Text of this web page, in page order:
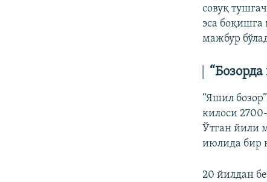
совуқ
эса боқишга
мажбур
“Яшил
килоси
Ўтган йили
июлида бир
20 йилдан